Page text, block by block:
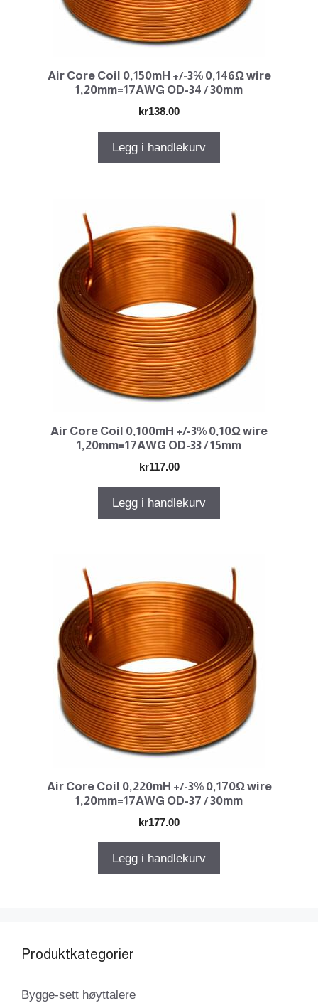
Air Core Coil 0,150mH +/-3% 0,146Ω wire
1,20mm=17AWG OD-34 / 30mm
kr138.00
Legg i handlekurv
Air Core Coil 0,100mH +/-3% 0,10Ω wire
1,20mm=17AWG OD-33 / 15mm
kr117.00
Legg i handlekurv
Air Core Coil 0,220mH +/-3% 0,170Ω wire
1,20mm=17AWG OD-37 / 30mm
kr177.00
Legg i handlekurv
Produktkategorier
Bygge-sett høyttalere